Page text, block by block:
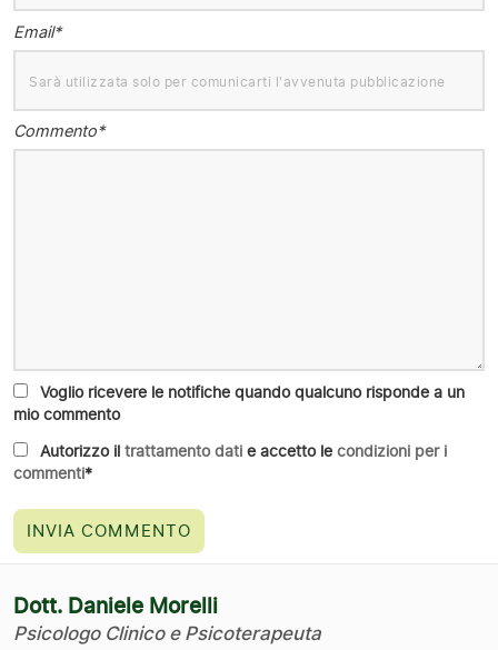
Email*
Commento*
Voglio ricevere le notifiche quando qualcuno risponde a un
mio commento
Autorizzo iltrattamento dati e accetto lecondizioni per i
commenti*
Dott. Daniele Morelli
Psicologo Clinico e Psicoterapeuta